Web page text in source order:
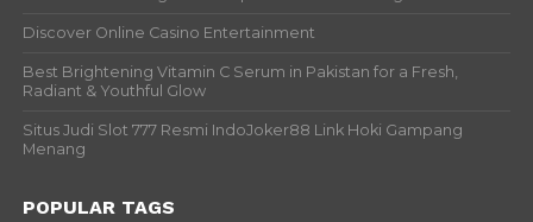
Discover Online Casino Entertainment
Best Brightening Vitamin C Serum in Pakistan for a Fresh,
Radiant & Youthful Glow
Situs Judi Slot 777 Resmi IndoJoker88 Link Hoki Gampang
Menang
POPULAR TAGS